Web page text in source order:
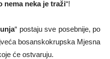
nema neka je traži“!
“ postaju sve posebnije, po
bosanskokrupska Mjesna
će ostvaruju.